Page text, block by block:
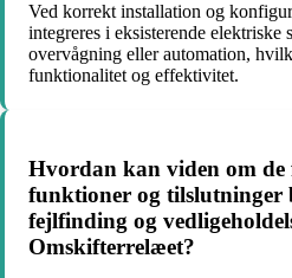
Ved korrekt installation og
integreres i eksisterende
overvågning eller automation,
funktionalitet og effektivitet.
Hvordan kan viden om de
funktioner og tilslutninger
fejlfinding og
Omskifterrelæet?